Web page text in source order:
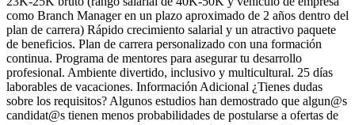
como Branch Manager en un plazo aproximado de 2 años dentro del
plan de carrera) Rápido crecimiento salarial y un atractivo paquete
de beneficios. Plan de carrera personalizado con una formación
continua. Programa de mentores para asegurar tu desarrollo
profesional. Ambiente divertido, inclusivo y multicultural. 25 días
laborables de vacaciones. Información Adicional ¿Tienes dudas
sobre los requisitos? Algunos estudios han demostrado que algun@s
candidat@s tienen menos probabilidades de postularse a ofertas de